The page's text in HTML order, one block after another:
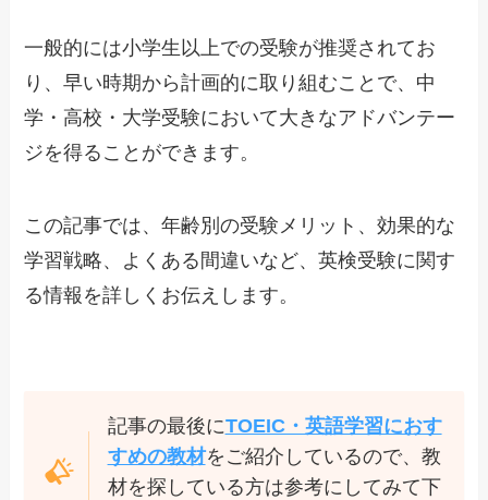
一般的には小学生以上での受験が推奨されてお
り、早い時期から計画的に取り組むことで、中
学・高校・大学受験において大きなアドバンテー
ジを得ることができます。
この記事では、年齢別の受験メリット、効果的な
学習戦略、よくある間違いなど、英検受験に関す
る情報を詳しくお伝えします。
記事の最後にTOEIC・英語学習におす
すめの教材をご紹介しているので、教
材を探している方は参考にしてみて下